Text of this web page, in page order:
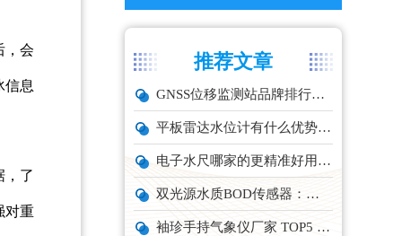
推荐文章
GNSS位移监测站品牌排行与选型推荐
平板雷达水位计有什么优势？精准耐用品牌top1推荐！
电子水尺哪家的更精准好用？推荐云境天合TH-SC系列经济型设备
双光源水质BOD传感器：在线水体有机物监测设备厂家推荐
袖珍手持气象仪厂家 TOP5 实力榜单
，会
信息
，了
对重